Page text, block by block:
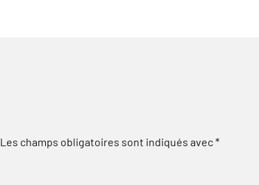
Les champs obligatoires sont indiqués avec*